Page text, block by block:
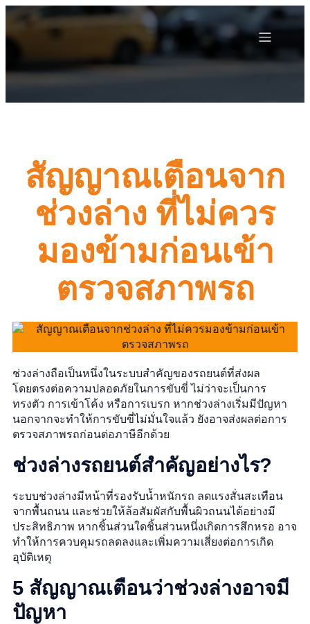
สัญญาณเตือนจาก
ช่วงล่าง ที่ไม่ควร
มองข้ามก่อนเข้า
ตรวจสภาพรถ
ช่วงล่างถือเป็นหนึ่งในระบบสำคัญของรถยนต์ที่ส่งผล
โดยตรงต่อความปลอดภัยในการขับขี่ ไม่ว่าจะเป็นการ
ทรงตัว การเข้าโค้ง หรือการเบรก หากช่วงล่างเริ่มมีปัญหา
นอกจากจะทำให้การขับขี่ไม่มั่นใจแล้ว ยังอาจส่งผลต่อการ
ตรวจสภาพรถก่อนต่อภาษีอีกด้วย
ช่วงล่างรถยนต์สำคัญอย่างไร?
ระบบช่วงล่างมีหน้าที่รองรับน้ำหนักรถ ลดแรงสั่นสะเทือน
จากพื้นถนน และช่วยให้ล้อสัมผัสกับพื้นผิวถนนได้อย่างมี
ประสิทธิภาพ หากชิ้นส่วนใดชิ้นส่วนหนึ่งเกิดการสึกหรอ อาจ
ทำให้การควบคุมรถลดลงและเพิ่มความเสี่ยงต่อการเกิด
อุบัติเหตุ
5 สัญญาณเตือนว่าช่วงล่างอาจมี
ปัญหา